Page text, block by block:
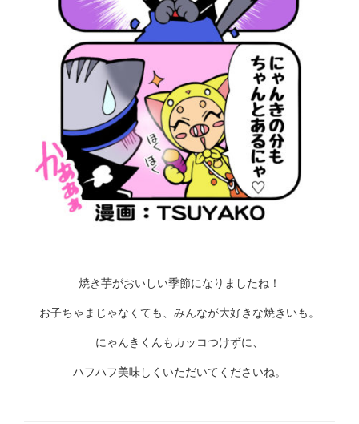
焼き芋がおいしい季節になりましたね！
お子ちゃまじゃなくても、みんなが大好きな焼きいも。
にゃんきくんもカッコつけずに、
ハフハフ美味しくいただいてくださいね。